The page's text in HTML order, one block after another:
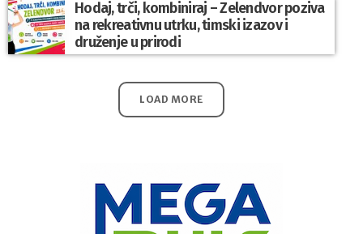
Hodaj, trči, kombiniraj – Zelendvor poziva
na rekreativnu utrku, timski izazov i
druženje u prirodi
LOAD MORE